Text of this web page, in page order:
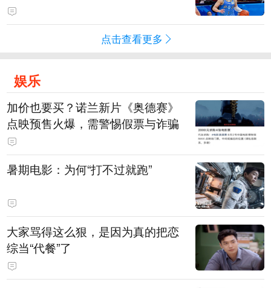
点击查看更多
娱乐
加价也要买？诺兰新片《奥德赛》
点映预售火爆，需警惕假票与诈骗
暑期电影：为何“打不过就跑”
大家骂得这么狠，是因为真的把恋
综当“代餐”了